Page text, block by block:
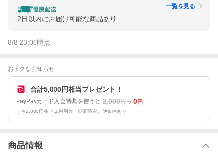
2日以内にお届け可能な商品あり
一覧を見る
8/8 23:00時点
おトクなお知らせ
合計5,000円相当プレゼント！
PayPayカード入会特典を使うと 2,000円 0円
うち2,000円相当は利用先・期間限定。他条件あり
商品情報